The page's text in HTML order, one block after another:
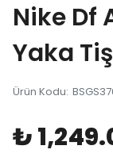
Nike Df
Yaka
Ürün Kodu:
₺